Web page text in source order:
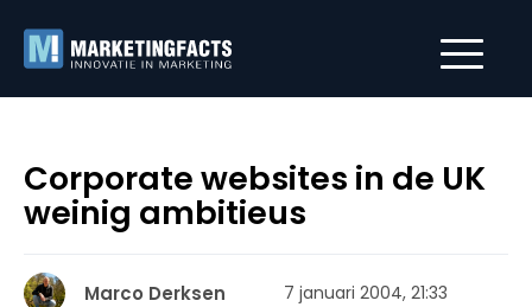
Corporate websites in de UK
weinig ambitieus
Marco Derksen 7 januari 2004, 21:33